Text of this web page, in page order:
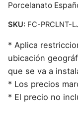
Porcelanato
SKU: FC-PRCLNT-
* Aplica
ubicación
que se va a
* Los precios
* El precio no